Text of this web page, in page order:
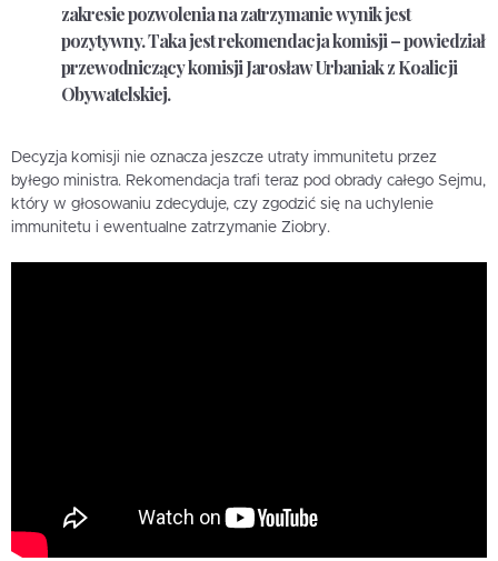
zakresie pozwolenia na zatrzymanie wynik jest
pozytywny. Taka jest rekomendacja komisji – powiedział
przewodniczący komisji Jarosław Urbaniak z Koalicji
Obywatelskiej.
Decyzja komisji nie oznacza jeszcze utraty immunitetu przez
byłego ministra. Rekomendacja trafi teraz pod obrady całego Sejmu,
który w głosowaniu zdecyduje, czy zgodzić się na uchylenie
immunitetu i ewentualne zatrzymanie Ziobry.